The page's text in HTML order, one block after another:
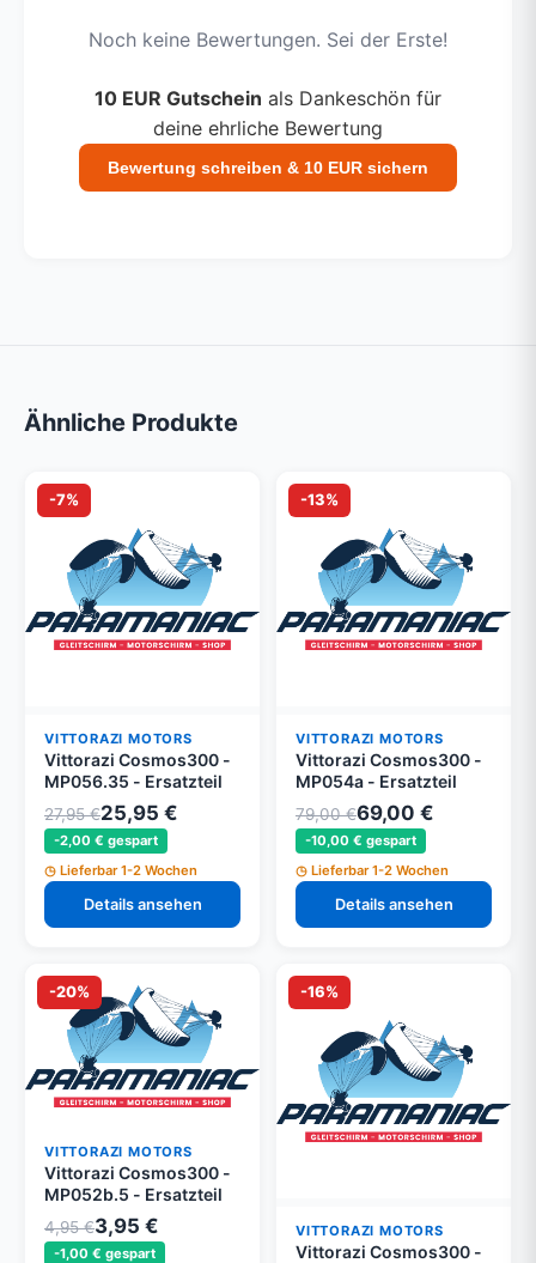
Noch keine Bewertungen. Sei der Erste!
10 EUR Gutschein als Dankeschön für
deine ehrliche Bewertung
Bewertung schreiben & 10 EUR sichern
Ähnliche Produkte
-7%
VITTORAZI MOTORS
Vittorazi Cosmos300 -
MP056.35 - Ersatzteil
27,95 €25,95 €
-2,00 € gespart
Lieferbar 1-2 Wochen
Details ansehen
-13%
VITTORAZI MOTORS
Vittorazi Cosmos300 -
MP054a - Ersatzteil
79,00 €69,00 €
-10,00 € gespart
Lieferbar 1-2 Wochen
Details ansehen
-20%
VITTORAZI MOTORS
Vittorazi Cosmos300 -
MP052b.5 - Ersatzteil
4,95 €3,95 €
-1,00 € gespart
-16%
VITTORAZI MOTORS
Vittorazi Cosmos300 -